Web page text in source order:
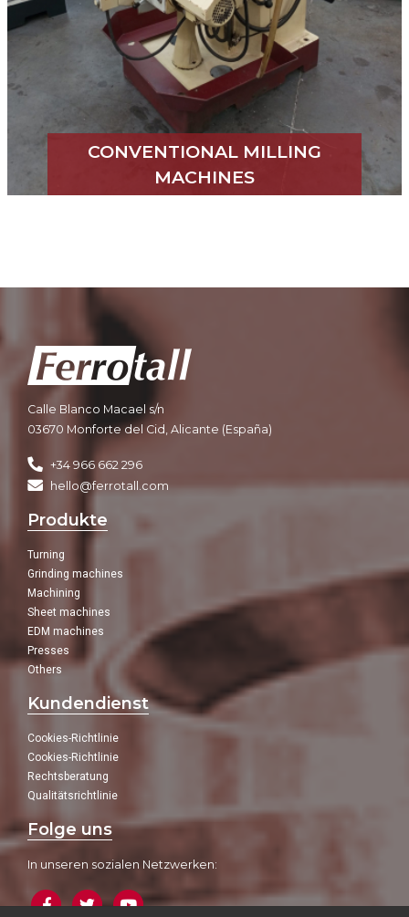
CONVENTIONAL MILLING
MACHINES
Calle Blanco Macael s/n
03670 Monforte del Cid, Alicante (España)
+34 966 662 296
hello@ferrotall.com
Produkte
Turning
Grinding machines
Machining
Sheet machines
EDM machines
Presses
Others
Kundendienst
Cookies-Richtlinie
Cookies-Richtlinie
Rechtsberatung
Qualitätsrichtlinie
Folge uns
In unseren sozialen Netzwerken: